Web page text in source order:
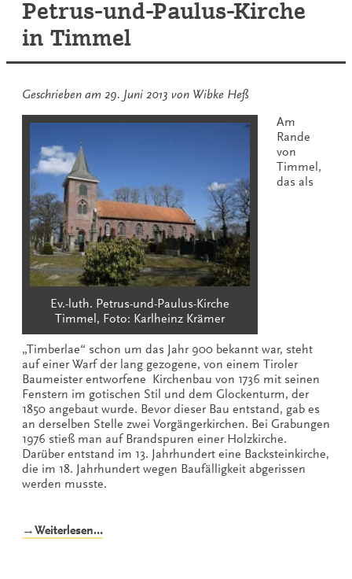
Petrus-und-Paulus-Kirche
in Timmel
Geschrieben am 29. Juni 2013 von Wibke Heß
Ev.-luth. Petrus-und-Paulus-Kirche
Timmel, Foto: Karlheinz Krämer
Am
Rande
von
Timmel,
das als
„Timberlae“ schon um das Jahr 900 bekannt war, steht
auf einer Warf der lang gezogene, von einem Tiroler
Baumeister entworfene Kir­chenbau von 1736 mit seinen
Fenstern im gotischen Stil und dem Glockenturm, der
1850 angebaut wurde. Bevor dieser Bau entstand, gab es
an derselben Stelle zwei Vorgängerkirchen. Bei Grabungen
1976 stieß man auf Brandspuren einer Holzkirche.
Darüber entstand im 13. Jahrhundert eine Back­steinkirche,
die im 18. Jahrhundert wegen Baufälligkeit abgerissen
werden musste.
→Weiterlesen…„Petrus-